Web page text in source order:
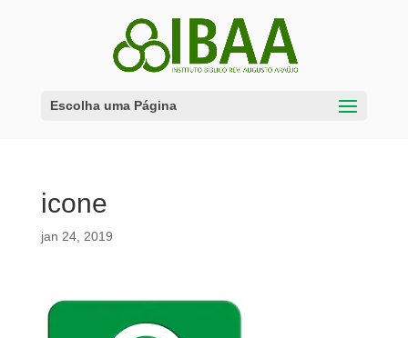
Escolha uma Página
icone
jan 24, 2019